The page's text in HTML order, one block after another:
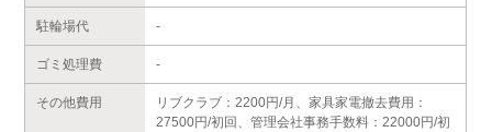
駐輪場代 -
ゴミ処理費 -
その他費用
リブクラブ：2200円/月、家具家電撤去費用：
27500円/初回、管理会社事務手数料：22000円/初